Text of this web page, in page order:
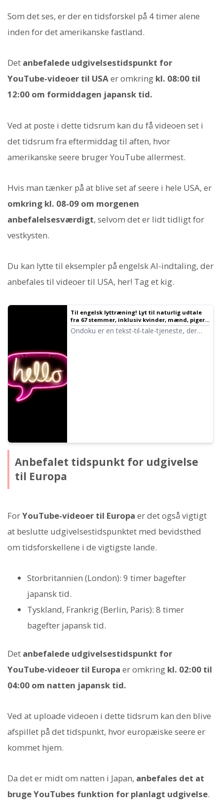
Som det ses, er der en tidsforskel på 4 timer alene
inden for det amerikanske fastland.
Det anbefalede udgivelsestidspunkt for
YouTube-videoer til USAer omkring kl. 08:00 til
12:00 om formiddagen japansk tid.
Ved at poste i dette tidsrum kan du få videoen set i
det tidsrum fra eftermiddag til aften, hvor
amerikanske seere bruger YouTube allermest.
Hvis man tænker på at blive set af seere i hele USA, er
omkring kl. 08-09 om morgenen
anbefalelsesværdigt, selvom det er lidt tidligt for
vestkysten.
Du kan lytte til eksempler på engelsk AI-indtaling, der
anbefales til videoer til USA, her! Tag et kig.
Til engelsk lyttræning! Lyt til naturlig udtale
fra 67 stemmer, inklusiv kvinder, mænd, piger
og drenge!
Ondoku er en tekst-til-tale-tjeneste, der
Anbefalet tidspunkt for udgivelse
til Europa
ForYouTube-videoer til Europa er det også vigtigt
at beslutte udgivelsestidspunktet med bevidsthed
om tidsforskellene i de vigtigste lande.
Storbritannien (London): 9 timer bagefter
japansk tid.
Tyskland, Frankrig (Berlin, Paris): 8 timer
bagefter japansk tid.
Det anbefalede udgivelsestidspunkt for
YouTube-videoer til Europa er omkring kl. 02:00 til
04:00 om natten japansk tid.
Ved at uploade videoen i dette tidsrum kan den blive
afspillet på det tidspunkt, hvor europæiske seere er
kommet hjem.
Da det er midt om natten i Japan, anbefales det at
bruge YouTubes funktion for planlagt udgivelse.